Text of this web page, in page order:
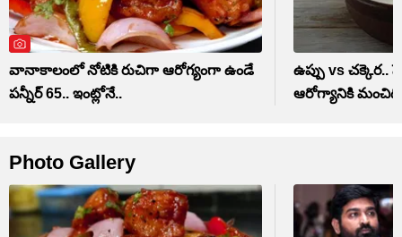
వానాకాలంలో నోటికి రుచిగా ఆరోగ్యంగా ఉండే
పన్నీర్ 65.. ఇంట్లోనే..
ఉప్పు vs చక్కెర..
ఆరోగ్యానికి
Photo Gallery